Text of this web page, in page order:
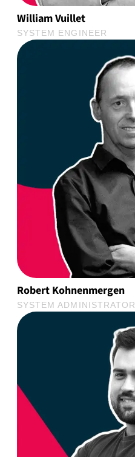
William Vuillet
SYSTEM ENGINEER
Robert Kohnenmergen
SYSTEM ADMINISTRATOR